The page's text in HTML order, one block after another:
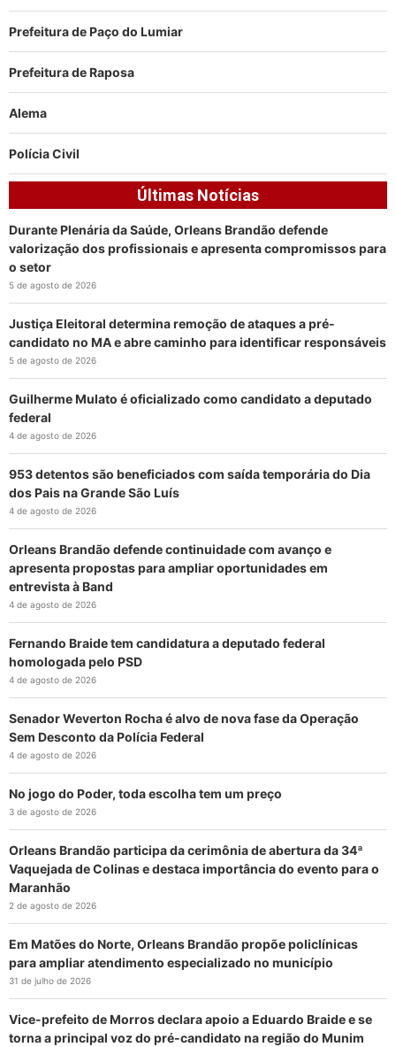
Prefeitura de Paço do Lumiar
Prefeitura de Raposa
Alema
Polícia Civil
Últimas Notícias
Durante Plenária da Saúde, Orleans Brandão defende
valorização dos profissionais e apresenta compromissos para
o setor
5 de agosto de 2026
Justiça Eleitoral determina remoção de ataques a pré-
candidato no MA e abre caminho para identificar responsáveis
5 de agosto de 2026
Guilherme Mulato é oficializado como candidato a deputado
federal
4 de agosto de 2026
953 detentos são beneficiados com saída temporária do Dia
dos Pais na Grande São Luís
4 de agosto de 2026
Orleans Brandão defende continuidade com avanço e
apresenta propostas para ampliar oportunidades em
entrevista à Band
4 de agosto de 2026
Fernando Braide tem candidatura a deputado federal
homologada pelo PSD
4 de agosto de 2026
Senador Weverton Rocha é alvo de nova fase da Operação
Sem Desconto da Polícia Federal
4 de agosto de 2026
No jogo do Poder, toda escolha tem um preço
3 de agosto de 2026
Orleans Brandão participa da cerimônia de abertura da 34ª
Vaquejada de Colinas e destaca importância do evento para o
Maranhão
2 de agosto de 2026
Em Matões do Norte, Orleans Brandão propõe policlínicas
para ampliar atendimento especializado no município
31 de julho de 2026
Vice-prefeito de Morros declara apoio a Eduardo Braide e se
torna a principal voz do pré-candidato na região do Munim